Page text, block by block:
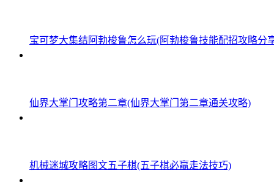
宝可梦大集结阿勃梭鲁怎么玩(阿勃梭鲁技能配招攻略分
仙界大掌门攻略第二章(仙界大掌门第二章通关攻略)
机械迷城攻略图文五子棋(五子棋必赢走法技巧)